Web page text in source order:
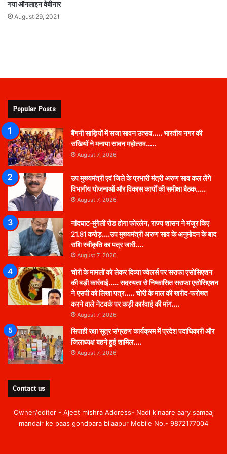
गया ऑनलाइन वेबीनार
August 29, 2021
Popular Posts
बैंगनी साड़ियों में सजा सावन उत्सव….. भारतीय नगर की
सखियों ने मनाया सावन महोत्सव…..
August 7, 2026
उप मुख्यमंत्री एवं जिले के प्रभारी मंत्री अरुण साव कल लेंगे
विभागीय योजनाओं और विकास कार्यों की समीक्षा बैठक…..
August 7, 2026
नांदघाट-मुंगेली रोड होगा फोरलेन, राज्य शासन ने मंजूर किए
21.81 करोड़….उप मुख्यमंत्री अरुण साव के अनुमोदन के बाद
राशि स्वीकृति का पत्र जारी….
August 7, 2026
चोरी के मामलों को लेकर दिव्या ज्वेलर्स पर सराफा एसोसिएशन
की बड़ी कार्रवाई….. सदस्यता से निष्कासित सराफा एसोसिएशन
ने एसपी को लिखा पत्र….. चोरी के माल की खरीद-फरोख्त
करने वाले नेटवर्क पर कड़ी कार्रवाई की मांग….
August 7, 2026
सिपाही रक्षा सूत्र संग्रहण कार्यक्रम में प्रदेश पदाधिकारी और
जिलाध्यक्ष बहने हुई शामिल….
August 7, 2026
Contact us
Owner/editor - Ajeet mishra Address- Nadi kinaare aary samaaj
mandair ke paas gondpara bilaapur Mobile No.- 9872177004